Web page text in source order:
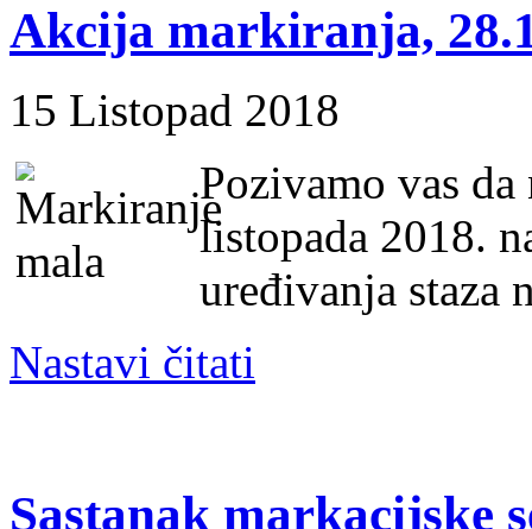
Akcija markiranja,
15 Listopad 2018
Pozivamo vas
listopada 2018.
uređivanja staza
Nastavi čitati
Sastanak markacijske